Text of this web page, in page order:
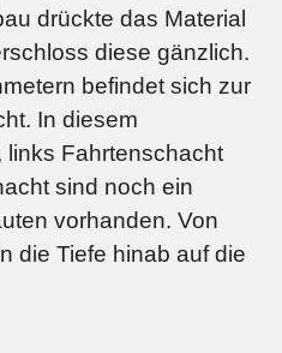
drückte das Material
diese gänzlich.
befindet sich zur
In diesem
links Fahrtenschacht
sind noch ein
vorhanden. Von
die Tiefe hinab auf die